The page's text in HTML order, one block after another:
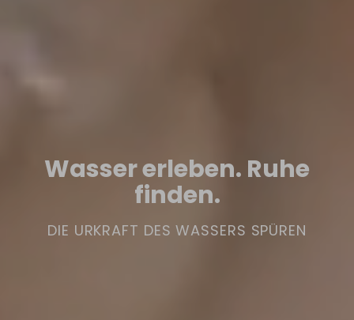
Wasser erleben. Ruhe
finden.
DIE URKRAFT DES WASSERS SPÜREN